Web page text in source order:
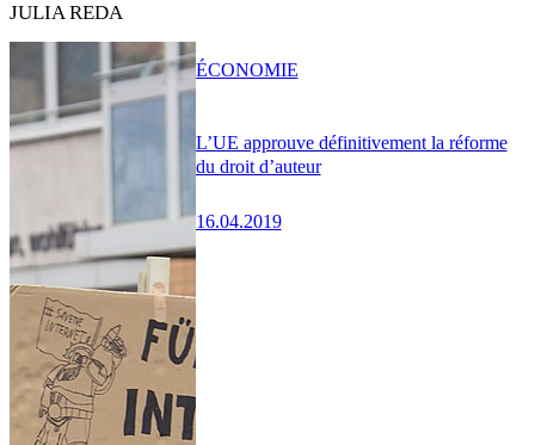
JULIA REDA
L’UE approuve définitivement la réforme
du droit d’auteur
16.04.2019
ÉCONOMIE